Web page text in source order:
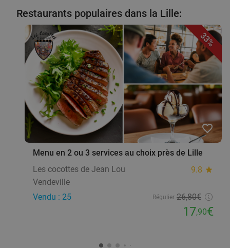
Restaurants populaires dans la Lille:
33%
favorite_border
Menu en 2 ou 3 services au choix près de Lille
Les cocottes de Jean Lou
9.8 star
Vendeville
Vendu : 25
Régulier 26,80€
17,90€